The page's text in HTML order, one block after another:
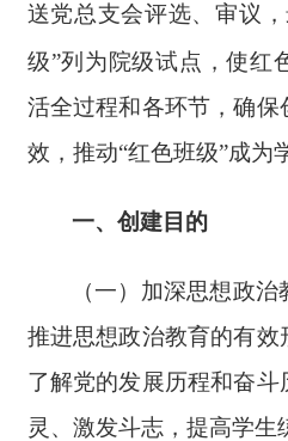
送党总支会评选、审议
级”列为院级试点，使红
活全过程和各环节，确
效，推动“红色班级”成为
一、 创建目的
（一） 加深思想政治
推进思想政治教育的有效
了解党的发展历程和奋
灵、激发斗志，提高学生